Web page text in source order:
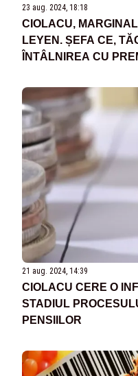
23 aug. 2024, 18:18
CIOLACU,
LEYEN. ȘEFA CE,
ÎNTÂLNIREA CU
21 aug. 2024, 14:39
CIOLACU CERE O
STADIUL
PENSIILOR